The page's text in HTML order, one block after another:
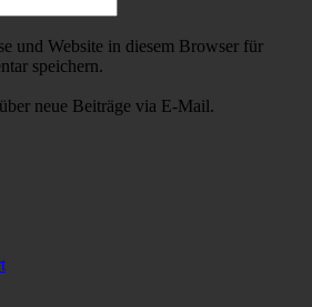
und Website in diesem Browser für
speichern.
neue Beiträge via E-Mail.